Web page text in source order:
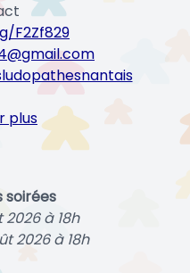
F2Zf829
plus
soirées
2026 à 18h
2026 à 18h